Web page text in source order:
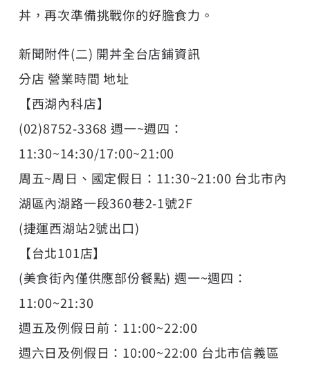
丼，再次準備挑戰你的好膽食力。
新聞附件(二) 開丼全台店鋪資訊
分店 營業時間 地址
【西湖內科店】
(02)8752-3368 週一~週四：
11:30~14:30/17:00~21:00
周五~周日、國定假日：11:30~21:00 台北市內
湖區內湖路一段360巷2-1號2F
(捷運西湖站2號出口)
【台北101店】
(美食街內僅供應部份餐點) 週一~週四：
11:00~21:30
週五及例假日前：11:00~22:00
週六日及例假日：10:00~22:00 台北市信義區